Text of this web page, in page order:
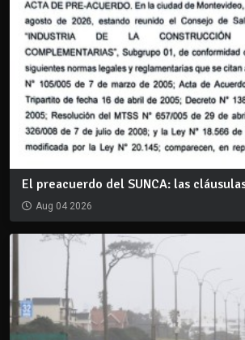
El preacuerdo del SUNCA: las
Aug 04 2026